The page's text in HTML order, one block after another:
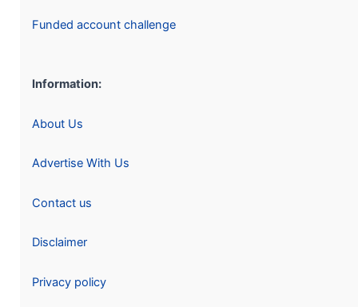
Funded account challenge
Information:
About Us
Advertise With Us
Contact us
Disclaimer
Privacy policy